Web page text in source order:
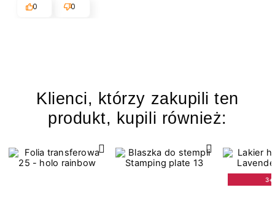
0
0
Klienci, którzy zakupili ten
produkt, kupili również: